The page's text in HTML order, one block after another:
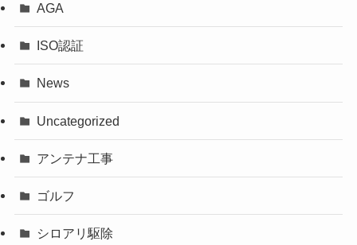
AGA
ISO認証
News
Uncategorized
アンテナ工事
ゴルフ
シロアリ駆除